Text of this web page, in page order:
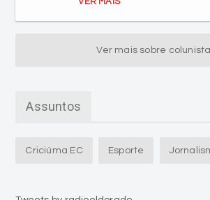
Ver mais sobre
Criciúma EC
Tweets by radioeldorado